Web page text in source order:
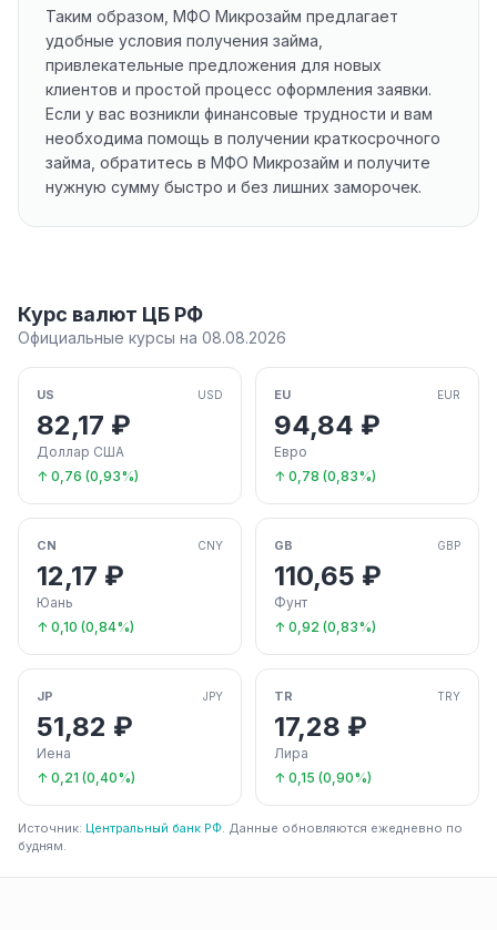
Таким образом, МФО Микрозайм предлагает
удобные условия получения займа,
привлекательные предложения для новых
клиентов и простой процесс оформления заявки.
Если у вас возникли финансовые трудности и вам
необходима помощь в получении краткосрочного
займа, обратитесь в МФО Микрозайм и получите
нужную сумму быстро и без лишних заморочек.
Курс валют ЦБ РФ
Официальные курсы на 08.08.2026
US USD
82,17 ₽
Доллар США
↑ 0,76 (0,93%)
EU EUR
94,84 ₽
Евро
↑ 0,78 (0,83%)
CN CNY
12,17 ₽
Юань
↑ 0,10 (0,84%)
GB GBP
110,65 ₽
Фунт
↑ 0,92 (0,83%)
JP JPY
51,82 ₽
Иена
↑ 0,21 (0,40%)
TR TRY
17,28 ₽
Лира
↑ 0,15 (0,90%)
Источник: Центральный банк РФ. Данные обновляются ежедневно по
будням.